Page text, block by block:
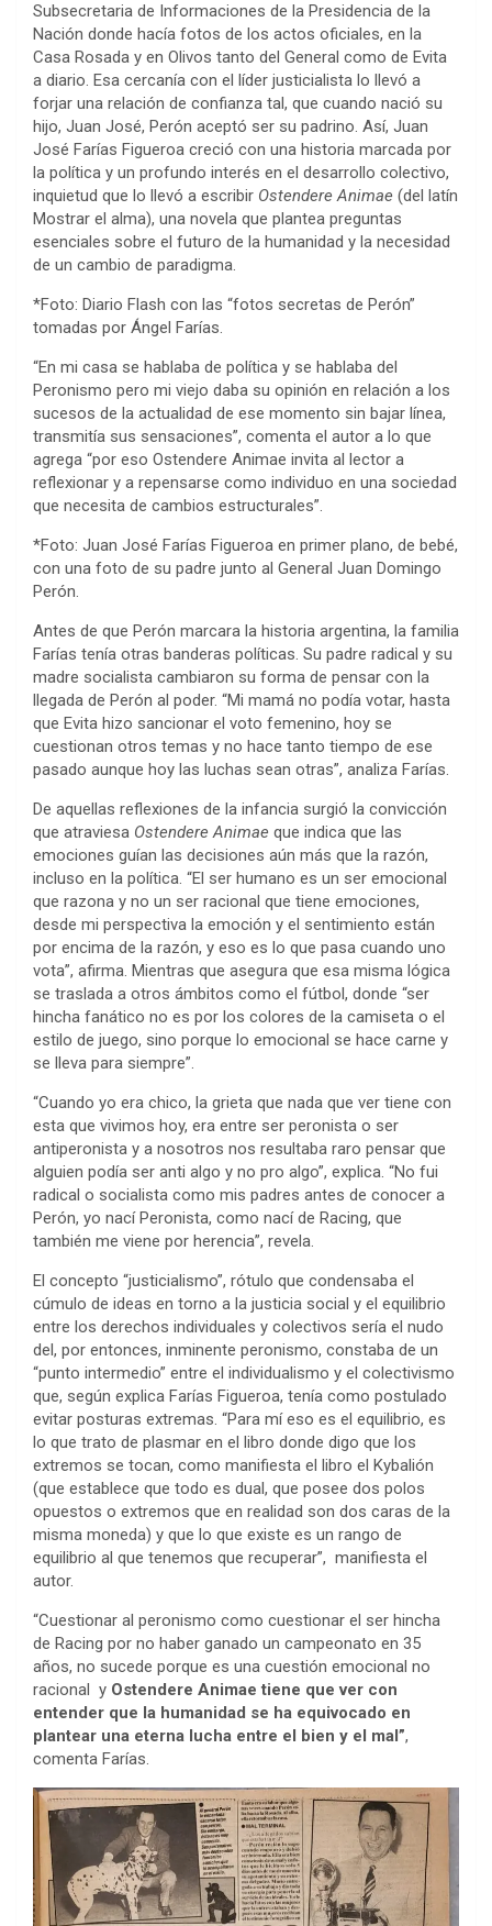
Subsecretaria de Informaciones de la Presidencia de la
Nación donde hacía fotos de los actos oficiales, en la
Casa Rosada y en Olivos tanto del General como de Evita
a diario. Esa cercanía con el líder justicialista lo llevó a
forjar una relación de confianza tal, que cuando nació su
hijo, Juan José, Perón aceptó ser su padrino. Así, Juan
José Farías Figueroa creció con una historia marcada por
la política y un profundo interés en el desarrollo colectivo,
inquietud que lo llevó a escribir Ostendere Animae (del latín
Mostrar el alma), una novela que plantea preguntas
esenciales sobre el futuro de la humanidad y la necesidad
de un cambio de paradigma.
*Foto: Diario Flash con las “fotos secretas de Perón”
tomadas por Ángel Farías.
“En mi casa se hablaba de política y se hablaba del
Peronismo pero mi viejo daba su opinión en relación a los
sucesos de la actualidad de ese momento sin bajar línea,
transmitía sus sensaciones”, comenta el autor a lo que
agrega “por eso Ostendere Animae invita al lector a
reflexionar y a repensarse como individuo en una sociedad
que necesita de cambios estructurales”.
*Foto: Juan José Farías Figueroa en primer plano, de bebé,
con una foto de su padre junto al General Juan Domingo
Perón.
Antes de que Perón marcara la historia argentina, la familia
Farías tenía otras banderas políticas. Su padre radical y su
madre socialista cambiaron su forma de pensar con la
llegada de Perón al poder. “Mi mamá no podía votar, hasta
que Evita hizo sancionar el voto femenino, hoy se
cuestionan otros temas y no hace tanto tiempo de ese
pasado aunque hoy las luchas sean otras”, analiza Farías.
De aquellas reflexiones de la infancia surgió la convicción
que atraviesa Ostendere Animae que indica que las
emociones guían las decisiones aún más que la razón,
incluso en la política. “El ser humano es un ser emocional
que razona y no un ser racional que tiene emociones,
desde mi perspectiva la emoción y el sentimiento están
por encima de la razón, y eso es lo que pasa cuando uno
vota”, afirma. Mientras que asegura que esa misma lógica
se traslada a otros ámbitos como el fútbol, donde “ser
hincha fanático no es por los colores de la camiseta o el
estilo de juego, sino porque lo emocional se hace carne y
se lleva para siempre”.
“Cuando yo era chico, la grieta que nada que ver tiene con
esta que vivimos hoy, era entre ser peronista o ser
antiperonista y a nosotros nos resultaba raro pensar que
alguien podía ser anti algo y no pro algo”, explica. “No fui
radical o socialista como mis padres antes de conocer a
Perón, yo nací Peronista, como nací de Racing, que
también me viene por herencia”, revela.
El concepto “justicialismo”, rótulo que condensaba el
cúmulo de ideas en torno a la justicia social y el equilibrio
entre los derechos individuales y colectivos sería el nudo
del, por entonces, inminente peronismo, constaba de un
“punto intermedio” entre el individualismo y el colectivismo
que, según explica Farías Figueroa, tenía como postulado
evitar posturas extremas. “Para mí eso es el equilibrio, es
lo que trato de plasmar en el libro donde digo que los
extremos se tocan, como manifiesta el libro el Kybalión
(que establece que todo es dual, que posee dos polos
opuestos o extremos que en realidad son dos caras de la
misma moneda) y que lo que existe es un rango de
equilibrio al que tenemos que recuperar”, manifiesta el
autor.
“Cuestionar al peronismo como cuestionar el ser hincha
de Racing por no haber ganado un campeonato en 35
años, no sucede porque es una cuestión emocional no
racional y Ostendere Animae tiene que ver con
entender que la humanidad se ha equivocado en
plantear una eterna lucha entre el bien y el mal”,
comenta Farías.